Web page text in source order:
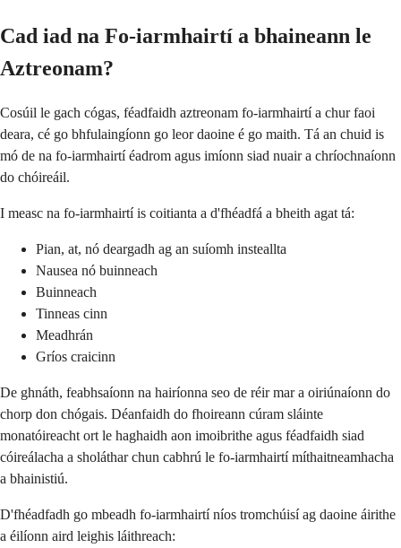
Cad iad na Fo-iarmhairtí a bhaineann le
Aztreonam?
Cosúil le gach cógas, féadfaidh aztreonam fo-iarmhairtí a chur faoi
deara, cé go bhfulaingíonn go leor daoine é go maith. Tá an chuid is
mó de na fo-iarmhairtí éadrom agus imíonn siad nuair a chríochnaíonn
do chóireáil.
I measc na fo-iarmhairtí is coitianta a d'fhéadfá a bheith agat tá:
Pian, at, nó deargadh ag an suíomh insteallta
Nausea nó buinneach
Buinneach
Tinneas cinn
Meadhrán
Gríos craicinn
De ghnáth, feabhsaíonn na hairíonna seo de réir mar a oiriúnaíonn do
chorp don chógais. Déanfaidh do fhoireann cúram sláinte
monatóireacht ort le haghaidh aon imoibrithe agus féadfaidh siad
cóireálacha a sholáthar chun cabhrú le fo-iarmhairtí míthaitneamhacha
a bhainistiú.
D'fhéadfadh go mbeadh fo-iarmhairtí níos tromchúisí ag daoine áirithe
a éilíonn aird leighis láithreach: